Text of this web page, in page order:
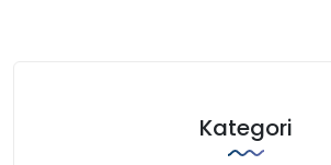
Kategori